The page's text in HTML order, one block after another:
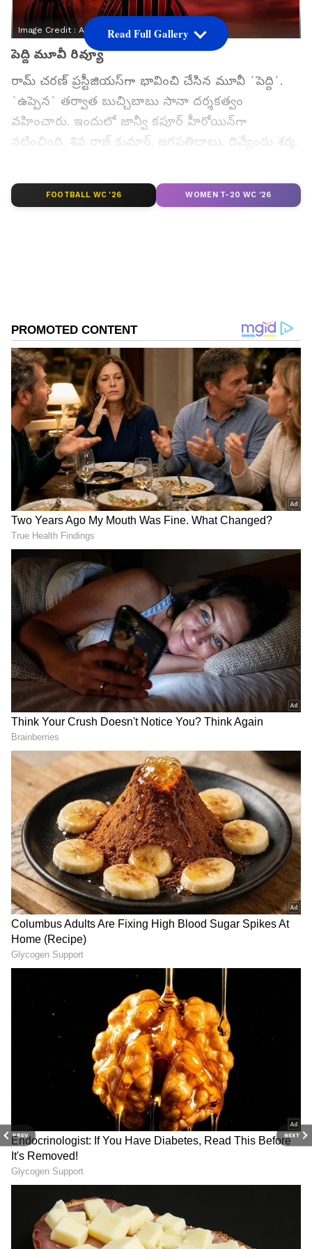
PREV NEXT
Image Credit : Asianet News
పెద్ది మూవీ రివ్యూ
రామ్‌ చరణ్‌ ప్రస్టీజియస్‌గా భావించి చేసిన మూవీ `పెద్ది`.
`ఉప్పెన` తర్వాత బుచ్చిబాబు సానా దర్శకత్వం
వహించారు. ఇందులో జాన్వీ కపూర్‌ హీరోయిన్‌గా
నటించింది. శివ రాజ్‌ కుమార్‌, జగపతిబాబు, దివ్యేందు శర్మ,
పోషించారు. వృద్ధి సినిమాస్‌, సుకుమార్‌ రైటింగ్స్, మైత్రీ
మూవీ మేకర్స్ పతాకాలపై వెంకట్‌ సతీష్‌ కిలారు నిర్మించారు.
అనేది రివ్యూలో తెలుసుకుందాం.
గూగుల్‌లో ఆసక్తికరమైన సమాచారం కోసం ఏసియానెట్ తెలుగు
ను మీ ఫ్రిఫర్డ్ సోర్స్ గా ఎంచుకోండి
2
Image Credit :
పెద్ది మూవీ కథ ఇదే
విజయనగరం అటవి ప్రాంతంలో కొండకింద వూరులో
పెద్ది(రామ్‌ చరణ్‌) చాలా ఫేమస్‌. ఏ ఆట పేరు చెప్పినా, పెద్ది
పేరే వినిపిస్తుంది. ఒలంపిక్స్ లో ఇండియా కేవలం రెండు
పతకాలు మాత్రమే సాధించడంతో కేంద్ర మంత్రి.. అధికారులు,
సెలక్టర్లపై ఫైర్‌ అవుతాడు. మంచి ఆటగాళ్లని తయారు
చేయాలని వార్నింగ్‌ ఇస్తాడు. దీంతో స్పోర్ట్స్
సెలక్టర్‌(బొమ్మన్‌) ఇరానీ ఊరూరా తిరిగి ఆటగాళ్లని వెతికే
పనిలో పడతాడు. విజయనగరం సమీపంలో ఎవరిని
అడిగినా పెద్ది పేరే చెబుతారు. దీంతో ఆ పెద్ది గురించి
తెలుసుకోవాలనుకుంటాడు. పెద్ది క్రికెట్‌లో ఆటకూలోడు. ఏ
జట్టువాళ్లు ఎక్కువ పాడి కొనుక్కుంటే ఆ జట్టుకి ఆడతాడు.
స్థానికంగా బొబ్బిలి, విజయనగరం టీమ్‌లు క్రికెట్‌
ఆడుతుంటాయి. పెద్దిని ఎక్కువ రేట్‌కి కొనుక్కుంటారు. పెద్ది
ఏ జట్టువైపు ఉంటే దానిదే గెలుపు. కానీ ఒక సారి పెద్దిని
క్రికెట్‌లో అవమానిస్తారు. కూలోడివి అని రెండు టీమ్‌లవాళ్లు
హేళన చేస్తారు. క్రికెట్‌ గ్రౌండ్‌లో పెద్ది ఆట చూసి
మురిసిపోయిన గౌర్నాయుడు(శివరాజ్‌ కుమార్‌) తమ కుస్తీ
పోటీలకు ఆహ్వానిస్తాడు. ఆయన ఒకప్పుడు కుస్తీలో
ఛాంపియన్‌. దీంతో కులం పేరుతో, ప్రాంతం పేరుతో తనకు
జరిగిన అవమానం తట్టుకోలేక కుస్తీ పోటీలకు రెడీ అంటాడు
పెద్ది. దానికి మరో కారణం కూడా ఉంటుంది. తమది
కొండకింద వూరు. రోడ్డు లేదు, రవాణా సౌకర్యం లేక వాళ్లు
ఇబ్బందులు పడుతుంటారు. తమ ఊరికి గుర్తింపు కోసం,
Read Full Gallery
FOOTBALL WC '26 WOMEN T-20 WC '26